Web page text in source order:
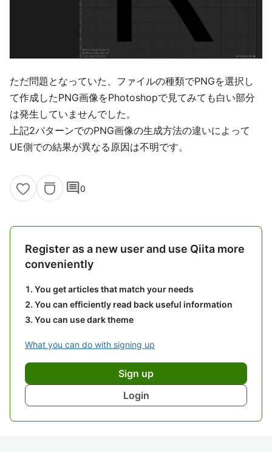
ただ問題となっていた、ファイルの種類でPNGを選択し
て作成したPNG画像をPhotoshopで見てみても白い部分
は発生していませんでした。
上記2パターンでのPNG画像の生成方法の違いによって
UE側での結果が異なる原因は不明です。
comment0
Register as a new user and use Qiita more
conveniently
You get articles that match your needs
You can efficiently read back useful information
You can use dark theme
What you can do with signing up
Sign up
Login